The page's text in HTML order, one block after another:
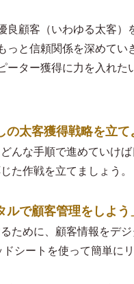
良顧客（いわゆる太客）
っと信頼関係を深めてい
ーター獲得に力を入れた
太客獲得戦略を立て
んな手順で進めていけば
た作戦を立てましょう。
で顧客管理をしよう
ために、顧客情報をデジ
シートを使って簡単にリ